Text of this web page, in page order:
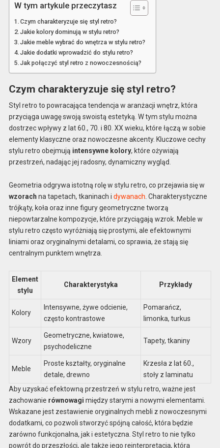
W tym artykule przeczytasz
Czym charakteryzuje się styl retro?
Jakie kolory dominują w stylu retro?
Jakie meble wybrać do wnętrza w stylu retro?
Jakie dodatki wprowadzić do stylu retro?
Jak połączyć styl retro z nowoczesnością?
Czym charakteryzuje się styl retro?
Styl retro to powracająca tendencja w aranżacji wnętrz, która
przyciąga uwagę swoją swoistą estetyką. W tym stylu można
dostrzec wpływy z lat 60., 70. i 80. XX wieku, które łączą w sobie
elementy klasyczne oraz nowoczesne akcenty. Kluczowe cechy
stylu retro obejmują intensywne kolory, które ożywiają
przestrzeń, nadając jej radosny, dynamiczny wygląd.
Geometria odgrywa istotną rolę w stylu retro, co przejawia się w
wzorach na tapetach, tkaninach i dywanach. Charakterystyczne
trójkąty, koła oraz inne figury geometryczne tworzą
niepowtarzalne kompozycje, które przyciągają wzrok. Meble w
stylu retro często wyróżniają się prostymi, ale efektownymi
liniami oraz oryginalnymi detalami, co sprawia, że stają się
centralnym punktem wnętrza.
Element
stylu
Charakterystyka Przykłady
Kolory
Intensywne, żywe odcienie,
często kontrastowe
Pomarańcz,
limonka, turkus
Wzory
Geometryczne, kwiatowe,
psychodeliczne
Tapety, tkaniny
Meble
Proste kształty, oryginalne
detale, drewno
Krzesła z lat 60.,
stoły z laminatu
Aby uzyskać efektowną przestrzeń w stylu retro, ważne jest
zachowanie równowagi między starymi a nowymi elementami.
Wskazane jest zestawienie oryginalnych mebli z nowoczesnymi
dodatkami, co pozwoli stworzyć spójną całość, która będzie
zarówno funkcjonalna, jak i estetyczna. Styl retro to nie tylko
powrót do przeszłości, ale także jego reinterpretacja, która